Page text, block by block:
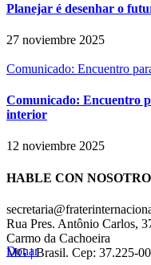
Planejar é desenhar o
27 noviembre 2025
Comunicado: Encuentro
Comunicado: Encuentro
interior
12 noviembre 2025
HABLE CON
Rua Pres. Antônio Carlos,
Carmo da Cachoeira
MG | Brasil. Cep: 37.225-
Donar